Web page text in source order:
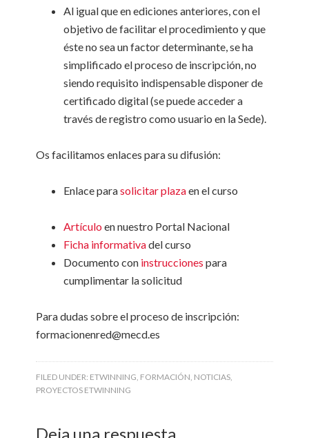
Al igual que en ediciones anteriores, con el
objetivo de facilitar el procedimiento y que
éste no sea un factor determinante, se ha
simplificado el proceso de inscripción, no
siendo requisito indispensable disponer de
certificado digital (se puede acceder a
través de registro como usuario en la Sede).
Os facilitamos enlaces para su difusión:
Enlace parasolicitar plazaen el curso
Artículo en nuestro Portal Nacional
Ficha informativadel curso
Documento con instrucciones para
cumplimentar la solicitud
Para dudas sobre el proceso de inscripción:
formacionenred@mecd.es
FILED UNDER: ETWINNING, FORMACIÓN, NOTICIAS,
PROYECTOS ETWINNING
Deja una respuesta